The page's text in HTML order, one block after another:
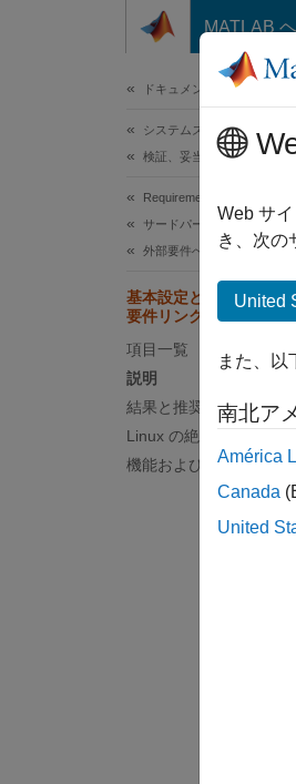
コンテンツへスキップ
MATLAB
ドキュメンテーションのホ
システムズ エンジニアリン
検証、妥当性確認、テスト
Requirements Toolbox
サードパーティ製ツールか
外部要件へのリンクの作成
基本設定と一致しない
要件リンクを特定
項目一覧
説明
結果と推奨アクション
Linux の絶対パス チェッ
機能および制限事項
Web サ
き、次の
United
また、以
南北ア
América
Canada
United